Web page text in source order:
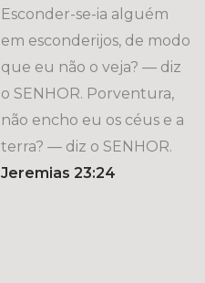
Esconder-se-ia alguém
em esconderijos, de modo
que eu não o veja? — diz
o SENHOR. Porventura,
não encho eu os céus e a
terra? — diz o SENHOR.
Jeremias 23:24